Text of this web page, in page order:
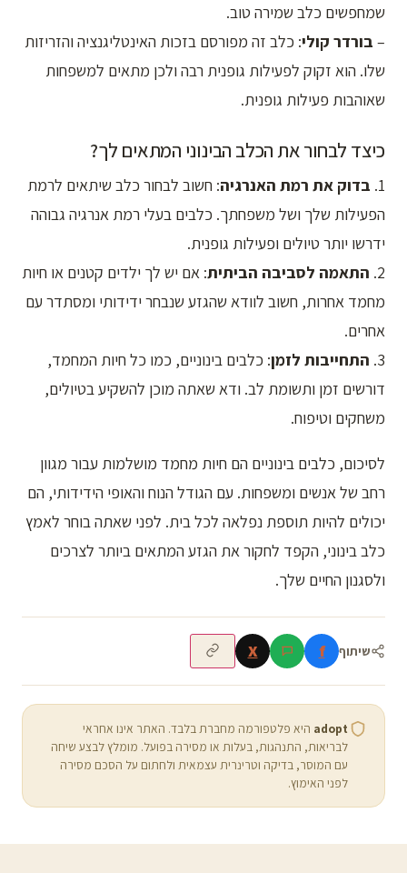
שמחפשים כלב שמירה טוב.
– בורדר קולי: כלב זה מפורסם בזכות האינטליגנציה והזריזות
שלו. הוא זקוק לפעילות גופנית רבה ולכן מתאים למשפחות
שאוהבות פעילות גופנית.
כיצד לבחור את הכלב הבינוני המתאים לך?
1. בדוק את רמת האנרגיה: חשוב לבחור כלב שיתאים לרמת
הפעילות שלך ושל משפחתך. כלבים בעלי רמת אנרגיה גבוהה
ידרשו יותר טיולים ופעילות גופנית.
2. התאמה לסביבה הביתית: אם יש לך ילדים קטנים או חיות
מחמד אחרות, חשוב לוודא שהגזע שנבחר ידידותי ומסתדר עם
אחרים.
3. התחייבות לזמן: כלבים בינוניים, כמו כל חיות המחמד,
דורשים זמן ותשומת לב. ודא שאתה מוכן להשקיע בטיולים,
משחקים וטיפוח.
לסיכום, כלבים בינוניים הם חיות מחמד מושלמות עבור מגוון
רחב של אנשים ומשפחות. עם הגודל הנוח והאופי הידידותי, הם
יכולים להיות תוספת נפלאה לכל בית. לפני שאתה בוחר לאמץ
כלב בינוני, הקפד לחקור את הגזע המתאים ביותר לצרכים
ולסגנון החיים שלך.
שיתוף f
X
adopt היא פלטפורמה מחברת בלבד. האתר אינו אחראי
לבריאות, התנהגות, בעלות או מסירה בפועל. מומלץ לבצע שיחה
עם המוסר, בדיקה וטרינרית עצמאית ולחתום על הסכם מסירה
לפני האימוץ.